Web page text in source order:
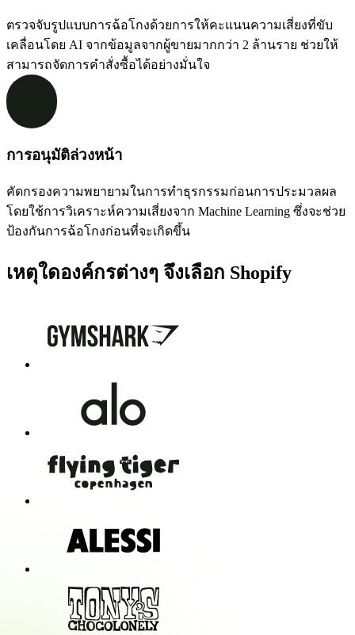
ตรวจจับรูปแบบการฉ้อโกงด้วยการให้คะแนนความเสี่ยงที่ขับ
เคลื่อนโดย AI จากข้อมูลจากผู้ขายมากกว่า 2 ล้านราย ช่วยให้
สามารถจัดการคำสั่งซื้อได้อย่างมั่นใจ
การอนุมัติล่วงหน้า
คัดกรองความพยายามในการทำธุรกรรมก่อนการประมวลผล
โดยใช้การวิเคราะห์ความเสี่ยงจาก Machine Learning ซึ่งจะช่วย
ป้องกันการฉ้อโกงก่อนที่จะเกิดขึ้น
เหตุใดองค์กรต่างๆ จึงเลือก Shopify